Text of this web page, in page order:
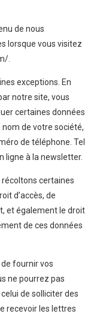
de nous
lorsque vous visitez
.
exceptions. En
notre site, vous
certaines données
de votre société,
de téléphone. Tel
ligne à la newsletter.
récoltons certaines
d’accès, de
et également le droit
de ces données
fournir vos
ne pourrez pas
de solliciter des
recevoir les lettres